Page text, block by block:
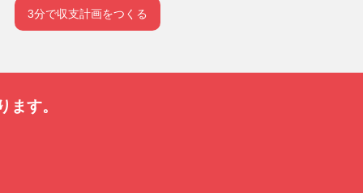
3分で収支計画をつくる
ます。